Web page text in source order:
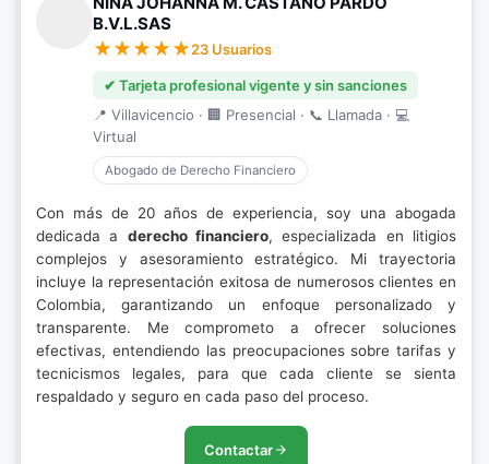
B.V.L.SAS
23 Usuarios
✔ Tarjeta profesional vigente y sin sanciones
📍 Villavicencio · 🏢 Presencial · 📞 Llamada · 💻
Virtual
Abogado de Derecho Financiero
Con más de 20 años de experiencia, soy una abogada
dedicada a derecho financiero, especializada en litigios
complejos y asesoramiento estratégico. Mi trayectoria
incluye la representación exitosa de numerosos clientes en
Colombia, garantizando un enfoque personalizado y
transparente. Me comprometo a ofrecer soluciones
efectivas, entendiendo las preocupaciones sobre tarifas y
tecnicismos legales, para que cada cliente se sienta
respaldado y seguro en cada paso del proceso.
Contactar